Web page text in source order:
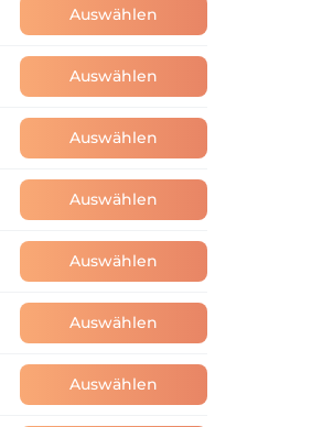
Auswählen
Auswählen
Auswählen
Auswählen
Auswählen
Auswählen
Auswählen